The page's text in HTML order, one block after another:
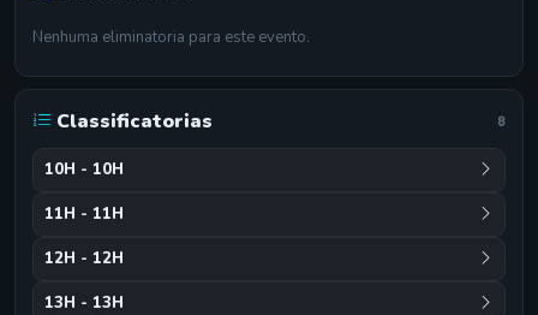
Nenhuma eliminatoria para este evento.
Classificatorias 8
10H - 10H
11H - 11H
12H - 12H
13H - 13H